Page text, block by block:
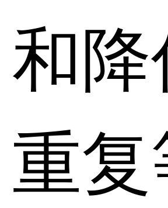
和
重